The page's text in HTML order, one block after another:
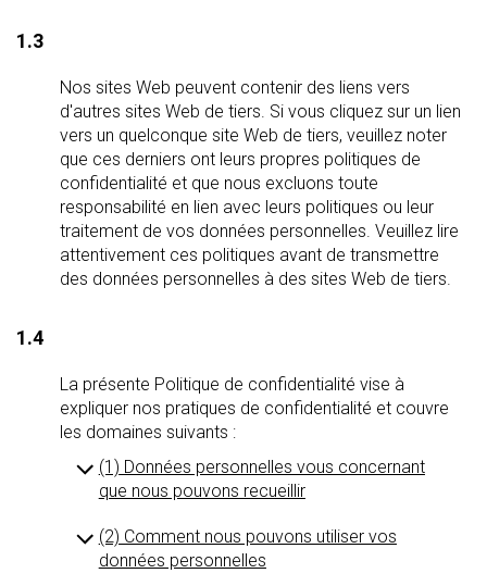
1.3
Nos sites Web peuvent contenir des liens vers
d'autres sites Web de tiers. Si vous cliquez sur un lien
vers un quelconque site Web de tiers, veuillez noter
que ces derniers ont leurs propres politiques de
confidentialité et que nous excluons toute
responsabilité en lien avec leurs politiques ou leur
traitement de vos données personnelles. Veuillez lire
attentivement ces politiques avant de transmettre
des données personnelles à des sites Web de tiers.
1.4
La présente Politique de confidentialité vise à
expliquer nos pratiques de confidentialité et couvre
les domaines suivants :
(1) Données personnelles vous concernant
que nous pouvons recueillir
(2) Comment nous pouvons utiliser vos
données personnelles